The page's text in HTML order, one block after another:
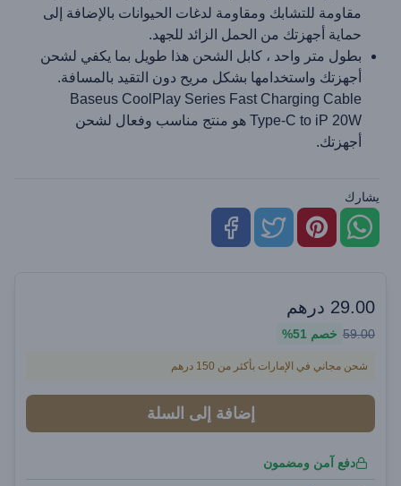
مقاومة للتشابك ومقاومة لدغات الحيوانات بالإضافة إلى
حماية أجهزتك من الحمل الزائد للجهد.
بطول متر واحد ، كابل الشحن هذا طويل بما يكفي لشحن
أجهزتك واستخدامها بشكل مريح دون التقيد بالمسافة.
Baseus CoolPlay Series Fast Charging Cable
Type-C to iP 20W هو منتج مناسب وفعال لشحن
أجهزتك.
يشارك
29.00 درهم
59.00 خصم 51%
شحن مجاني في الإمارات بأكثر من 150 درهم
إضافة إلى السلة
دفع آمن ومضمون